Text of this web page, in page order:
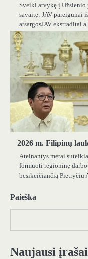
Sveiki atvykę į Užsienio
savaitę: JAV pareigūnai
atsargosJAV ekstraditai
2026 m. Filipinų
Ateinantys metai
formuoti regioninę
besikeičiančią Pietryčių
Paieška
Naujausi įrašai